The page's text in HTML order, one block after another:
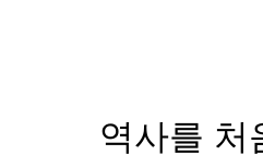
역사를 처